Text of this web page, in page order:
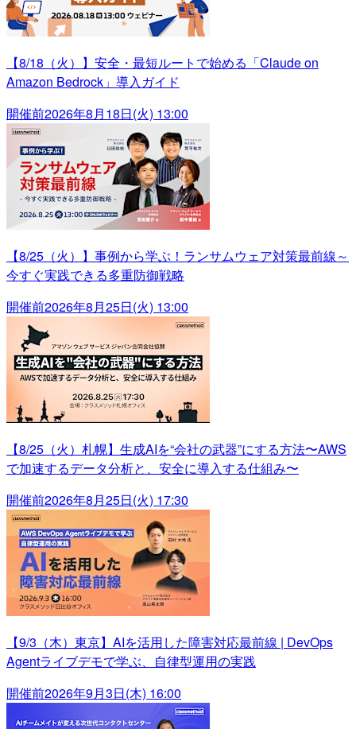
【8/18（火）】安全・最短ルートで始める「Claude on
Amazon Bedrock」導入ガイド
開催前2026年8月18日(火) 13:00
【8/25（火）】事例から学ぶ！ランサムウェア対策最前線～
今すぐ実践できる多重防御戦略
開催前2026年8月25日(火) 13:00
【8/25（火）札幌】生成AIを“会社の武器”にする方法〜AWS
で加速するデータ分析と、安全に導入する仕組み〜
開催前2026年8月25日(火) 17:30
【9/3（木）東京】AIを活用した障害対応最前線 | DevOps
Agentライブデモで学ぶ、自律型運用の実践
開催前2026年9月3日(木) 16:00